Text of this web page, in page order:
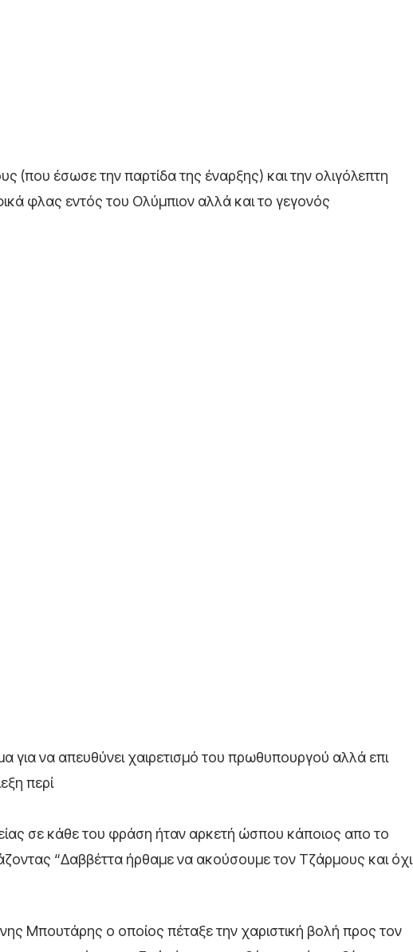
έσωσε την παρτίδα της έναρξης) και την ολιγόλεπτη
φλας εντός του Ολύμπιον αλλά και το γεγονός
για να απευθύνει χαιρετισμό του πρωθυπουργού αλλά επι
περί
σε κάθε του φράση ήταν αρκετή ώσπου κάποιος απο το
“Δαββέττα ήρθαμε να ακούσουμε τον Τζάρμους και όχι
Μπουτάρης ο οποίος πέταξε την χαριστική βολή προς τον